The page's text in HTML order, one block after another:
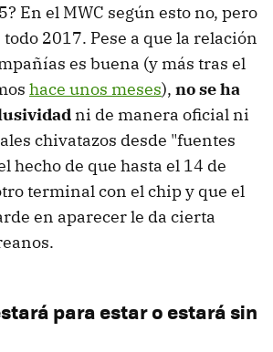
En el MWC según esto no, pero
2017. Pese a que la relación
es buena (y más tras el
hace unos meses), no se ha
ni de manera oficial ni
chivatazos desde "fuentes
hecho de que hasta el 14 de
terminal con el chip y que el
en aparecer le da cierta
para estar o estará sin